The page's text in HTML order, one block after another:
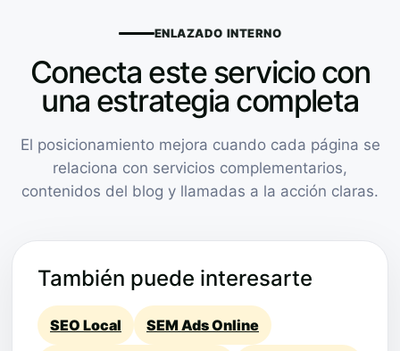
ENLAZADO INTERNO
Conecta este servicio con
una estrategia completa
El posicionamiento mejora cuando cada página se
relaciona con servicios complementarios,
contenidos del blog y llamadas a la acción claras.
También puede interesarte
SEO Local SEM Ads Online